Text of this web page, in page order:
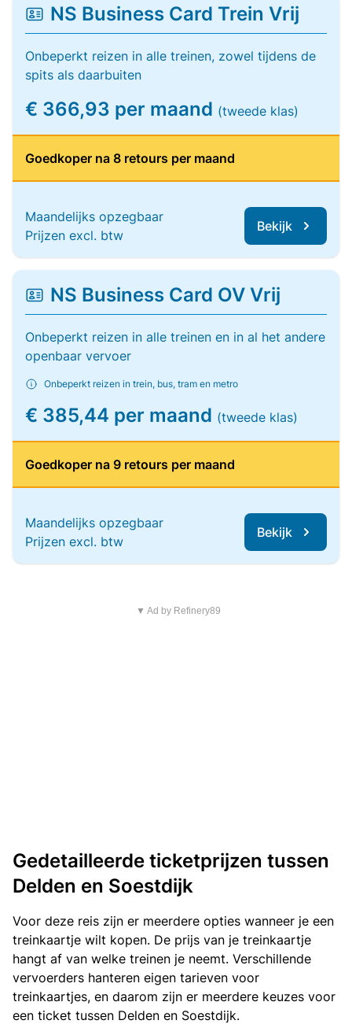
NS Business Card Trein Vrij
Onbeperkt reizen in alle treinen, zowel tijdens de
spits als daarbuiten
€ 366,93 per maand (tweede klas)
Goedkoper na 8 retours per maand
Maandelijks opzegbaar
Prijzen excl. btw
Bekijk
NS Business Card OV Vrij
Onbeperkt reizen in alle treinen en in al het andere
openbaar vervoer
Onbeperkt reizen in trein, bus, tram en metro
€ 385,44 per maand (tweede klas)
Goedkoper na 9 retours per maand
Maandelijks opzegbaar
Prijzen excl. btw
Bekijk
▼ Ad by Refinery89
Gedetailleerde ticketprijzen tussen
Delden en Soestdijk
Voor deze reis zijn er meerdere opties wanneer je een
treinkaartje wilt kopen. De prijs van je treinkaartje
hangt af van welke treinen je neemt. Verschillende
vervoerders hanteren eigen tarieven voor
treinkaartjes, en daarom zijn er meerdere keuzes voor
een ticket tussen Delden en Soestdijk.